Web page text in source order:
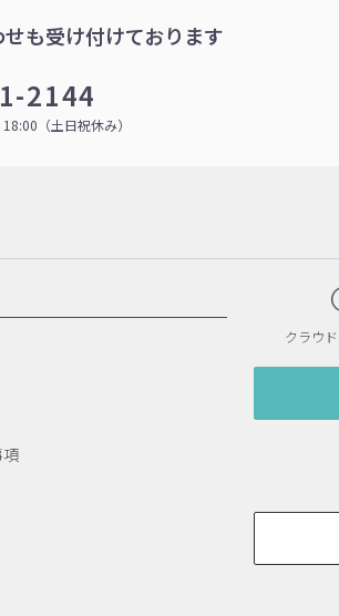
も受け付けております
2144
（土日祝休み）
クラウ